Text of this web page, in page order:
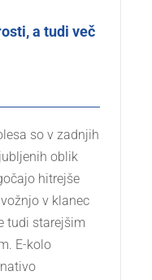
a tudi več
so v zadnjih
oblik
hitrejše
v klanec
tudi starejšim
E-kolo